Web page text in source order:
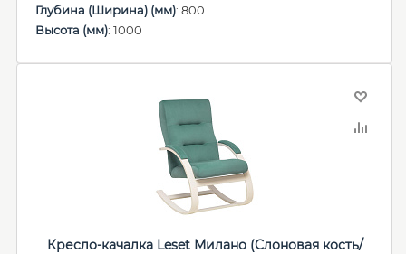
Глубина (Ширина) (мм): 800
Высота (мм): 1000
Кресло-качалка Leset Милано (Слоновая кость/